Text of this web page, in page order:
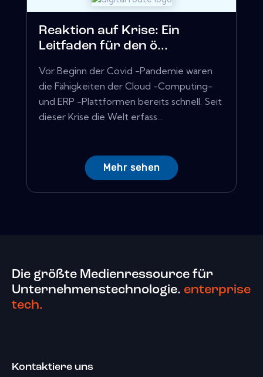
Reaktion auf Krise: Ein
Leitfaden für den ö...
Vor Beginn der Covid -Pandemie waren
die Fähigkeiten der Cloud -Computing-
und ERP -Plattformen bereits schnell. Seit
dieser Krise die Welt erfass...
Mehr sehen
Die größte Medienressource für
Unternehmenstechnologie. enterprise
tech.
Kontaktiere uns